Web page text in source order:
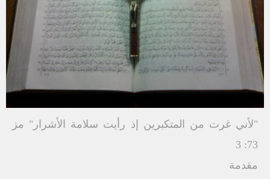
"لأني غرت من المتكبرين إذ رأيت سلامة الأشرار" مز
73: 3
مقدمة